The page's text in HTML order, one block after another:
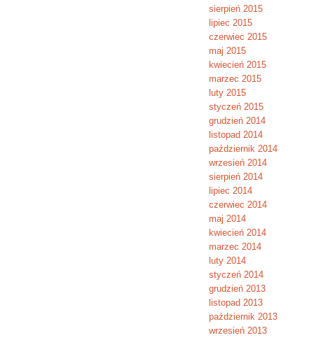
sierpień 2015
lipiec 2015
czerwiec 2015
maj 2015
kwiecień 2015
marzec 2015
luty 2015
styczeń 2015
grudzień 2014
listopad 2014
październik 2014
wrzesień 2014
sierpień 2014
lipiec 2014
czerwiec 2014
maj 2014
kwiecień 2014
marzec 2014
luty 2014
styczeń 2014
grudzień 2013
listopad 2013
październik 2013
wrzesień 2013